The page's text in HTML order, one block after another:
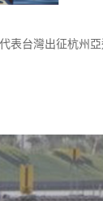
表台灣出征杭州